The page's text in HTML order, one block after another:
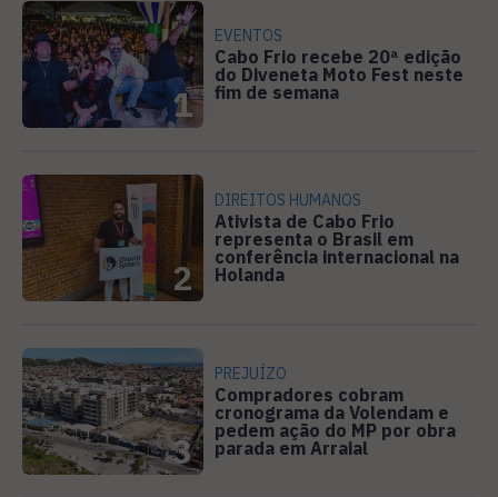
1
EVENTOS
Cabo Frio recebe 20ª edição
do Diveneta Moto Fest neste
fim de semana
2
DIREITOS HUMANOS
Ativista de Cabo Frio
representa o Brasil em
conferência internacional na
Holanda
3
PREJUÍZO
Compradores cobram
cronograma da Volendam e
pedem ação do MP por obra
parada em Arraial